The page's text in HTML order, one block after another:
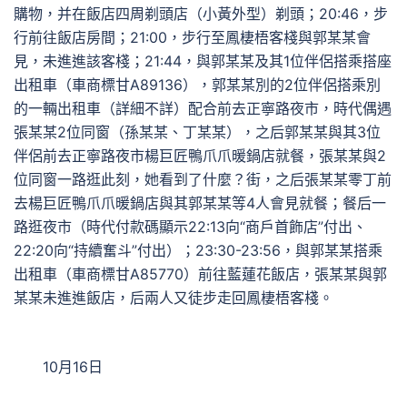
購物，并在飯店四周剃頭店（小黃外型）剃頭；20:46，步
行前往飯店房間；21:00，步行至鳳棲梧客棧與郭某某會
見，未進進該客棧；21:44，與郭某某及其1位伴侶搭乘搭座
出租車（車商標甘A89136），郭某某別的2位伴侶搭乘別
的一輛出租車（詳細不詳）配合前去正寧路夜市，時代偶遇
張某某2位同窗（孫某某、丁某某），之后郭某某與其3位
伴侶前去正寧路夜市楊巨匠鴨爪爪暖鍋店就餐，張某某與2
位同窗一路逛此刻，她看到了什麼？街，之后張某某零丁前
去楊巨匠鴨爪爪暖鍋店與其郭某某等4人會見就餐；餐后一
路逛夜市（時代付款碼顯示22:13向“商戶首飾店”付出、
22:20向“持續奮斗”付出）；23:30-23:56，與郭某某搭乘
出租車（車商標甘A85770）前往藍蓮花飯店，張某某與郭
某某未進進飯店，后兩人又徒步走回鳳棲梧客棧。
10月16日